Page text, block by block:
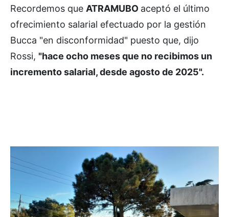
Recordemos que ATRAMUBO aceptó el último
ofrecimiento salarial efectuado por la gestión
Bucca "en disconformidad" puesto que, dijo
Rossi, "hace ocho meses que no recibimos un
incremento salarial, desde agosto de 2025".